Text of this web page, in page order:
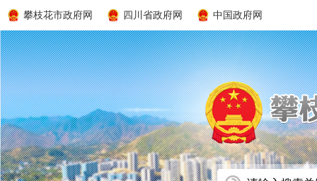
攀枝花市政府网 四川省政府网 中国政府网